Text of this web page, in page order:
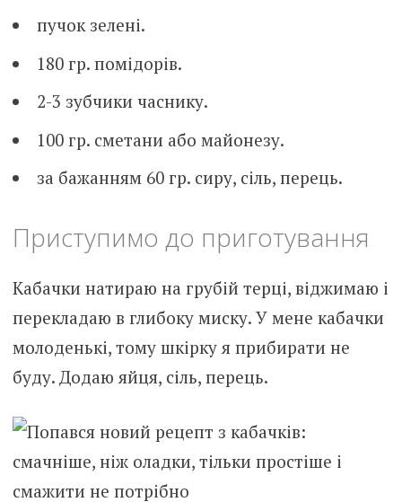
пучок зелені.
180 гр. помідорів.
2-3 зубчики часнику.
100 гр. сметани або майонезу.
за бажанням 60 гр. сиру, сіль, перець.
Приступимо до приготування
Кабачки натираю на грубій терці, віджимаю і
перекладаю в глибоку миску. У мене кабачки
молоденькі, тому шкірку я прибирати не
буду. Додаю яйця, сіль, перець.